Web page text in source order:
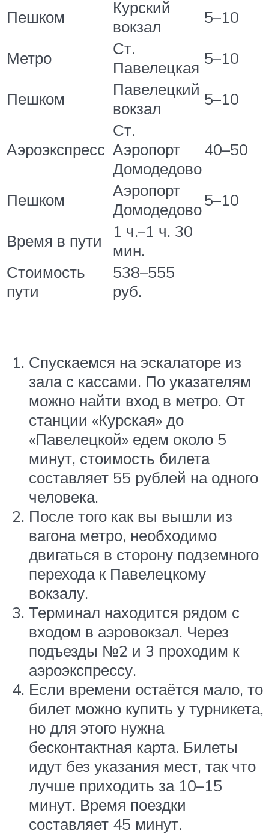
Пешком
Курский
вокзал
5–10
Метро
Ст.
Павелецкая 5–10
Пешком
Павелецкий
вокзал
5–10
Аэроэкспресс
Ст.
Аэропорт
Домодедово
40–50
Пешком
Аэропорт
Домодедово5–10
Время в пути
1 ч.–1 ч. 30
мин.
Стоимость
пути
538–555
руб.
Спускаемся на эскалаторе из
зала с кассами. По указателям
можно найти вход в метро. От
станции «Курская» до
«Павелецкой» едем около 5
минут, стоимость билета
составляет 55 рублей на одного
человека.
После того как вы вышли из
вагона метро, необходимо
двигаться в сторону подземного
перехода к Павелецкому
вокзалу.
Терминал находится рядом с
входом в аэровокзал. Через
подъезды №2 и 3 проходим к
аэроэкспрессу.
Если времени остаётся мало, то
билет можно купить у турникета,
но для этого нужна
бесконтактная карта. Билеты
идут без указания мест, так что
лучше приходить за 10–15
минут. Время поездки
составляет 45 минут.